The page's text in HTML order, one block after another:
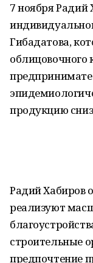
7 ноября Радий
Гибадатова,
облицовочного
продукцию
Радий Хабиров
реализуют
строительные
предпочтение